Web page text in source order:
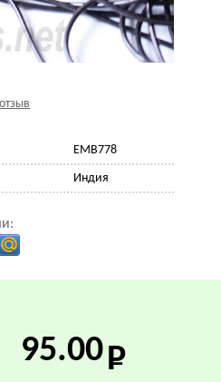
EMB778
Индия
95.00